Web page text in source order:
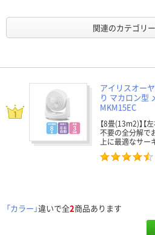
関連のカテゴリ
アイリスオー
り マカロン型
MKM15EC
【8畳(13m2)】【
不要の全分解で
上に最適なサー
「カラー」違いで全2商品あります